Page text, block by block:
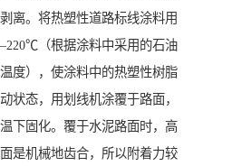
离。将热塑性道路标线涂料用
（根据涂料中采用的石油
度），使涂料中的热塑性树脂
状态，用划线机涂覆于路面，
下固化。覆于水泥路面时，高
是机械地齿合，所以附着力较